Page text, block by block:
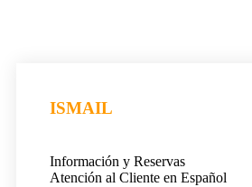
ISMAIL
Información y Reservas
Atención al Cliente en Español